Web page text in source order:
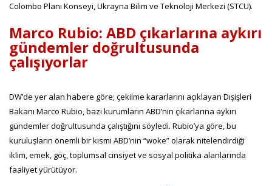
Colombo Planı Konseyi, Ukrayna Bilim ve Teknoloji Merkezi (STCU).
Marco Rubio: ABD çıkarlarına aykırı
gündemler doğrultusunda
çalışıyorlar
DW’de yer alan habere göre; çekilme kararlarını açıklayan Dışişleri
Bakanı Marco Rubio, bazı kurumların ABD’nin çıkarlarına aykırı
gündemler doğrultusunda çalıştığını söyledi. Rubio’ya göre, bu
kuruluşların önemli bir kısmı ABD’nin “woke” olarak nitelendirdiği
iklim, emek, göç, toplumsal cinsiyet ve sosyal politika alanlarında
faaliyet yürütüyor.